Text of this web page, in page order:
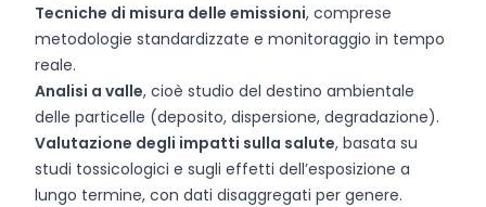
Tecniche di misura delle emissioni, comprese
metodologie standardizzate e monitoraggio in tempo
reale.
Analisi a valle, cioè studio del destino ambientale
delle particelle (deposito, dispersione, degradazione).
Valutazione degli impatti sulla salute, basata su
studi tossicologici e sugli effetti dell’esposizione a
lungo termine, con dati disaggregati per genere.